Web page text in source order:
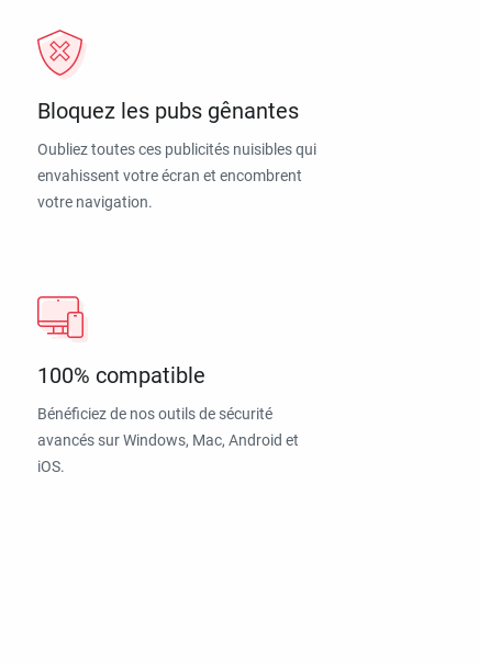
Bloquez les pubs gênantes
Oubliez toutes ces publicités nuisibles qui
envahissent votre écran et encombrent
votre navigation.
100% compatible
Bénéficiez de nos outils de sécurité
avancés sur Windows, Mac, Android et
iOS.